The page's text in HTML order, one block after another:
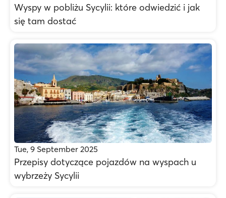
Wyspy w pobliżu Sycylii: które odwiedzić i jak
się tam dostać
Tue, 9 September 2025
Przepisy dotyczące pojazdów na wyspach u
wybrzeży Sycylii